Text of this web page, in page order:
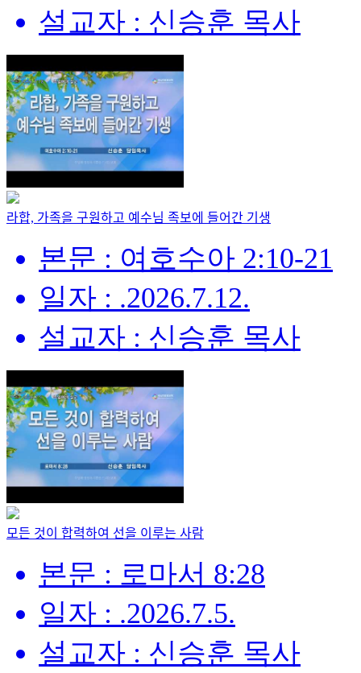
설교자 : 신승훈 목사
라합, 가족을 구원하고 예수님 족보에 들어간 기생
본문 : 여호수아 2:10-21
일자 : .2026.7.12.
설교자 : 신승훈 목사
모든 것이 합력하여 선을 이루는 사람
본문 : 로마서 8:28
일자 : .2026.7.5.
설교자 : 신승훈 목사